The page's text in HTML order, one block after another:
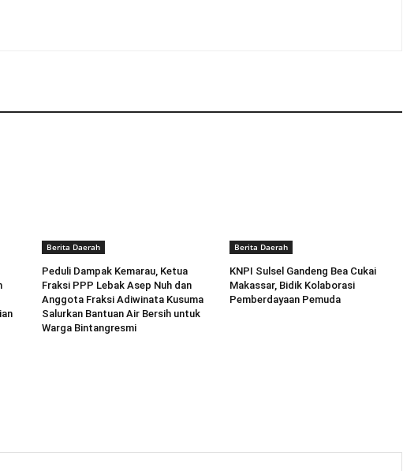
Berita Daerah
Peduli Dampak Kemarau, Ketua
Fraksi PPP Lebak Asep Nuh dan
Anggota Fraksi Adiwinata Kusuma
Salurkan Bantuan Air Bersih untuk
Warga Bintangresmi
Berita Daerah
KNPI Sulsel Gandeng Bea Cukai
Makassar, Bidik Kolaborasi
Pemberdayaan Pemuda